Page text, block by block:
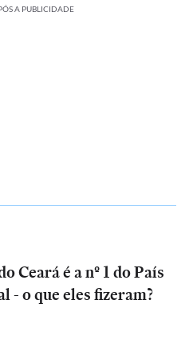
A PUBLICIDADE
Ceará é a nº 1 do País
- o que eles fizeram?